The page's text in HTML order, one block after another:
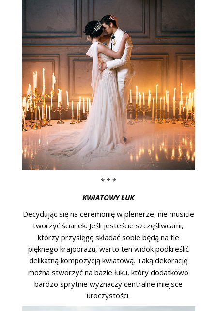
* * *
KWIATOWY ŁUK
Decydując się na ceremonię w plenerze, nie musicie
tworzyć ścianek. Jeśli jesteście szczęśliwcami,
którzy przysięgę składać sobie będą na tle
pięknego krajobrazu, warto ten widok podkreślić
delikatną kompozycją kwiatową. Taką dekorację
można stworzyć na bazie łuku, który dodatkowo
bardzo sprytnie wyznaczy centralne miejsce
uroczystości.